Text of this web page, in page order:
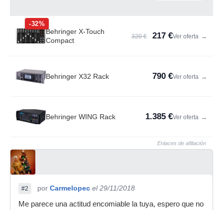
-32%
Behringer X-Touch
Compact
320 € 217 €Ver oferta →
Behringer X32 Rack 790 €Ver oferta →
Behringer WING Rack 1.385 €Ver oferta →
Enlaces de afiliación
#2 por Carmelopec el 29/11/2018
Me parece una actitud encomiable la tuya, espero que no